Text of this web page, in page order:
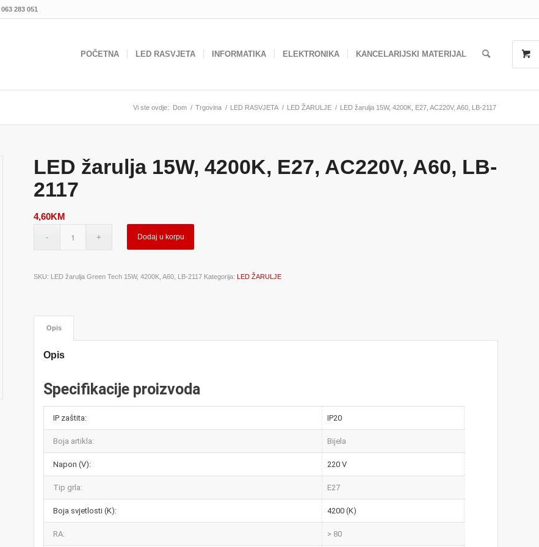
063 283 051
POČETNA LED RASVJETA INFORMATIKA ELEKTRONIKA KANCELARIJSKI MATERIJAL
Vi ste ovdje: Dom / Trgovina / LED RASVJETA / LED ŽARULJE / LED žarulja 15W, 4200K, E27, AC220V, A60, LB-2117
LED žarulja 15W, 4200K, E27, AC220V, A60, LB-
2117
4,60KM
Dodaj u korpu
SKU: LED žarulja Green Tech 15W, 4200K, A60, LB-2117 Kategorija:LED ŽARULJE
Opis
Opis
Specifikacije proizvoda
IP zaštita: IP20
Boja artikla: Bijela
Napon (V): 220 V
Tip grla: E27
Boja svjetlosti (K): 4200 (K)
RA: > 80